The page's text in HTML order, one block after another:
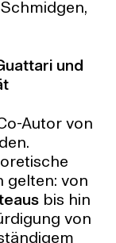
und
Autor von
gelten: von
bis hin
von